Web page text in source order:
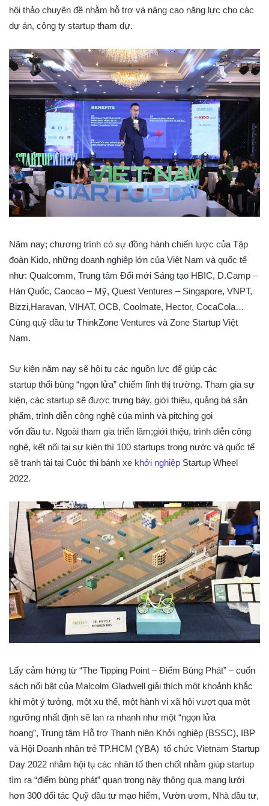
hội thảo chuyên đề nhằm hỗ trợ và nâng cao năng lực cho các
dự án, công ty startup tham dự.
Năm nay; chương trình có sự đồng hành chiến lược của Tập
đoàn Kido, những doanh nghiệp lớn của Việt Nam và quốc tế
như: Qualcomm, Trung tâm Đổi mới Sáng tạo HBIC, D.Camp –
Hàn Quốc, Caocao – Mỹ, Quest Ventures – Singapore, VNPT,
Bizzi,Haravan, VIHAT, OCB, Coolmate, Hector, CocaCola…
Cùng quỹ đầu tư ThinkZone Ventures và Zone Startup Việt
Nam.
Sự kiện năm nay sẽ hội tụ các nguồn lực để giúp các
startup thổi bùng “ngọn lửa” chiếm lĩnh thị trường. Tham gia sự
kiện, các startup sẽ được trưng bày, giới thiệu, quảng bá sản
phẩm, trình diễn công nghệ của mình và pitching gọi
vốn đầu tư. Ngoài tham gia triển lãm;giới thiệu, trình diễn công
nghệ, kết nối tại sự kiện thì 100 startups trong nước và quốc tế
sẽ tranh tài tại Cuộc thi bánh xe khởi nghiệp Startup Wheel
2022.
Lấy cảm hứng từ “The Tipping Point – Điểm Bùng Phát” – cuốn
sách nổi bật của Malcolm Gladwell giải thích một khoảnh khắc
khi một ý tưởng, một xu thế, một hành vi xã hội vượt qua một
ngưỡng nhất định sẽ lan ra nhanh như một “ngọn lửa
hoang”, Trung tâm Hỗ trợ Thanh niên Khởi nghiệp (BSSC), IBP
và Hội Doanh nhân trẻ TP.HCM (YBA) tổ chức Vietnam Startup
Day 2022 nhằm hội tụ các nhân tố then chốt nhằm giúp startup
tìm ra “điểm bùng phát” quan trọng này thông qua mạng lưới
hơn 300 đối tác Quỹ đầu tư mạo hiểm, Vườn ươm, Nhà đầu tư,